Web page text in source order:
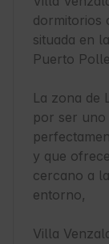
dormitorios
situada en
Puerto
La zona de
por ser uno
y que
cercano a
entorno,
Villa